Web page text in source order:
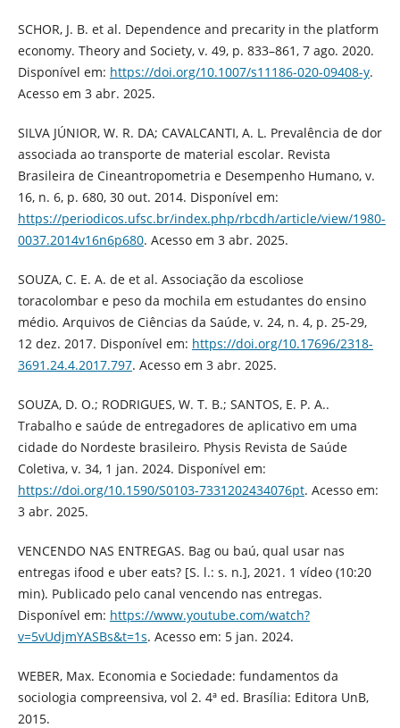
SCHOR, J. B. et al. Dependence and precarity in the platform
economy. Theory and Society, v. 49, p. 833–861, 7 ago. 2020.
Disponível em: https://doi.org/10.1007/s11186-020-09408-y.
Acesso em 3 abr. 2025.
SILVA JÚNIOR, W. R. DA; CAVALCANTI, A. L. Prevalência de dor
associada ao transporte de material escolar. Revista
Brasileira de Cineantropometria e Desempenho Humano, v.
16, n. 6, p. 680, 30 out. 2014. Disponível em:
https://periodicos.ufsc.br/index.php/rbcdh/article/view/1980-
0037.2014v16n6p680. Acesso em 3 abr. 2025.
SOUZA, C. E. A. de et al. Associação da escoliose
toracolombar e peso da mochila em estudantes do ensino
médio. Arquivos de Ciências da Saúde, v. 24, n. 4, p. 25-29,
12 dez. 2017. Disponível em: https://doi.org/10.17696/2318-
3691.24.4.2017.797. Acesso em 3 abr. 2025.
SOUZA, D. O.; RODRIGUES, W. T. B.; SANTOS, E. P. A..
Trabalho e saúde de entregadores de aplicativo em uma
cidade do Nordeste brasileiro. Physis Revista de Saúde
Coletiva, v. 34, 1 jan. 2024. Disponível em:
https://doi.org/10.1590/S0103-7331202434076pt. Acesso em:
3 abr. 2025.‌
VENCENDO NAS ENTREGAS. Bag ou baú, qual usar nas
entregas ifood e uber eats? [S. l.: s. n.], 2021. 1 vídeo (10:20
min). Publicado pelo canal vencendo nas entregas.
Disponível em: https://www.youtube.com/watch?
v=5vUdjmYASBs&t=1s. Acesso em: 5 jan. 2024.
WEBER, Max. Economia e Sociedade: fundamentos da
sociologia compreensiva, vol 2. 4ª ed. Brasília: Editora UnB,
2015.